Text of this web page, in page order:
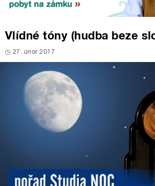
Vlídné tóny (hudba beze
27. únor 2017